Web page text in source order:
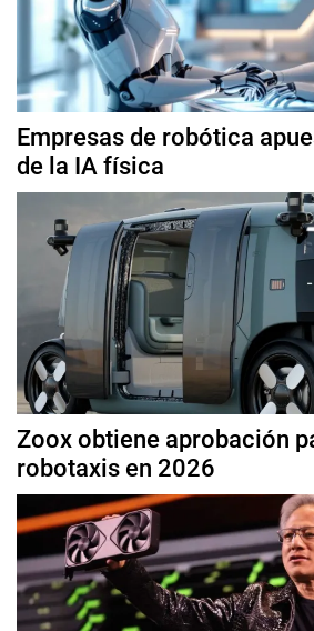
Empresas de robótica
de la IA física
Zoox obtiene aprobación
robotaxis en 2026